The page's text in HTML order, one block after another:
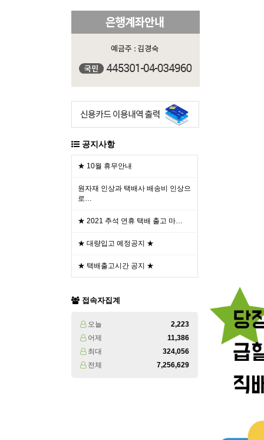
공지사항
★ 10월 휴무안내
원자재 인상과 택배사 배송비 인상으
로…
★ 2021 추석 연휴 택배 출고 마…
★ 대량입고 예정공지 ★
★ 택배출고시간 공지 ★
접속자집계
오늘
2,223
어제
11,386
최대
324,056
전체
7,256,629